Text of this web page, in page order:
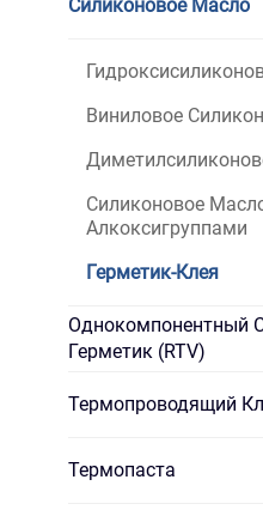
Силиконовое Масло
Виниловое
Силиконовое
Алкоксигруппами
Герметик-Клея
Однокомпонентный
Герметик (RTV)
Термопроводящий
Термопаста